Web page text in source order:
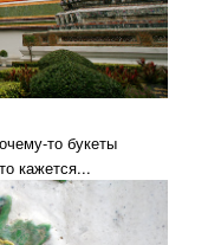
то букеты
кажется...